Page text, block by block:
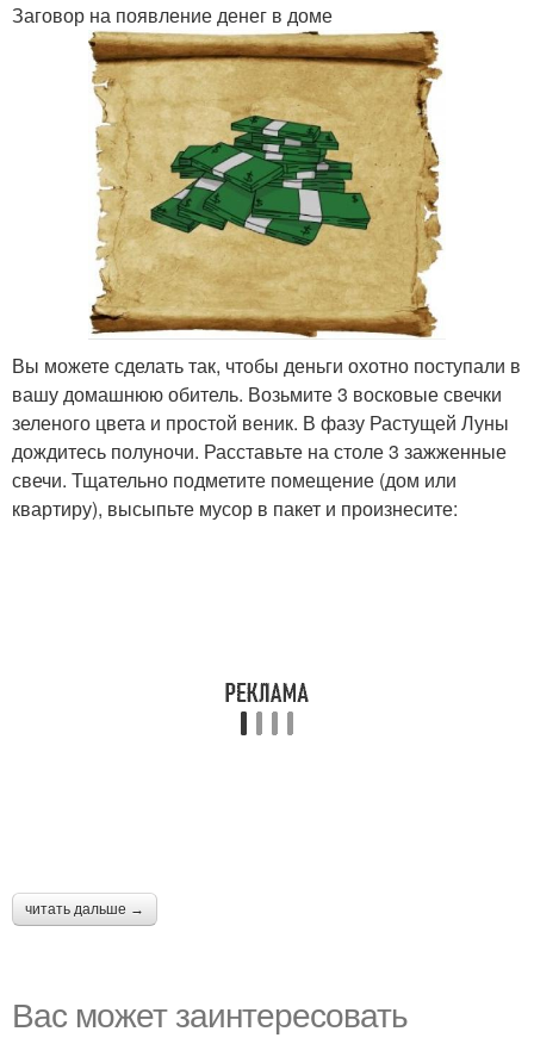
Заговор на появление денег в доме
Вы можете сделать так, чтобы деньги охотно поступали в
вашу домашнюю обитель. Возьмите 3 восковые свечки
зеленого цвета и простой веник. В фазу Растущей Луны
дождитесь полуночи. Расставьте на столе 3 зажженные
свечи. Тщательно подметите помещение (дом или
квартиру), высыпьте мусор в пакет и произнесите:
читать дальше →
Вас может заинтересовать